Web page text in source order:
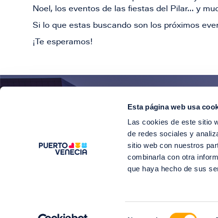
Esta página web usa
Las cookies de este sitio
de redes sociales y
sitio web con nuestros
combinarla con otra
que haya hecho de sus
Noel, los eventos de las fiestas del Pilar… y
Si lo que estas buscando son los próximos
¡Te esperamos!
Suscríbete para
Soy Puerto